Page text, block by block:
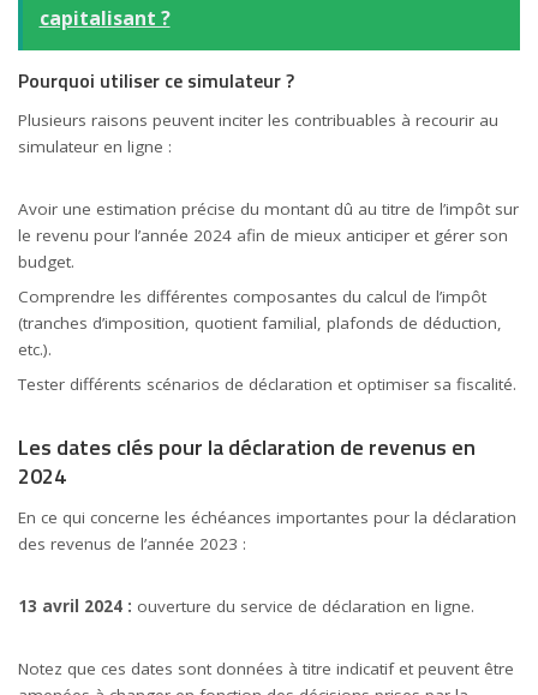
capitalisant ?
Pourquoi utiliser ce simulateur ?
Plusieurs raisons peuvent inciter les contribuables à recourir au
simulateur en ligne :
Avoir une estimation précise du montant dû au titre de l’impôt sur
le revenu pour l’année 2024 afin de mieux anticiper et gérer son
budget.
Comprendre les différentes composantes du calcul de l’impôt
(tranches d’imposition, quotient familial, plafonds de déduction,
etc.).
Tester différents scénarios de déclaration et optimiser sa fiscalité.
Les dates clés pour la déclaration de revenus en
2024
En ce qui concerne les échéances importantes pour la déclaration
des revenus de l’année 2023 :
13 avril 2024 : ouverture du service de déclaration en ligne.
Notez que ces dates sont données à titre indicatif et peuvent être